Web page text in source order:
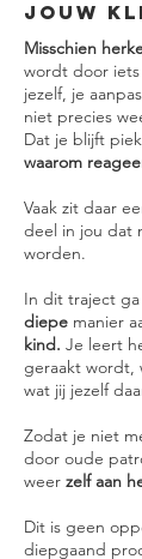
jouw
Misschien
wordt door iets
jezelf, je
niet precies
Dat je blijft
waarom
Vaak zit daar
deel in jou dat
worden.
In dit traject
diepe manier
kind. Je leert
geraakt wordt,
wat jij jezelf
Zodat je niet
door oude
weer zelf aan
Dit is geen
diepgaand